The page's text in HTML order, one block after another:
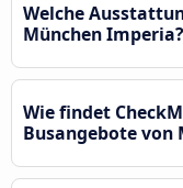
Welche
München Imperia?
Wie findet
Busangebote von